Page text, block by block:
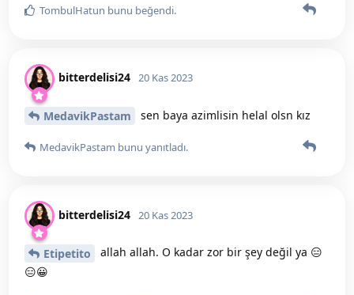
TombulHatun bunu beğendi.
bitterdelisi24 20 Kas 2023
MedavikPastam sen baya azimlisin helal olsn kız
MedavikPastam bunu yanıtladı.
bitterdelisi24 20 Kas 2023
Etipetito
allah allah. O kadar zor bir şey değil ya 😑
😑😀